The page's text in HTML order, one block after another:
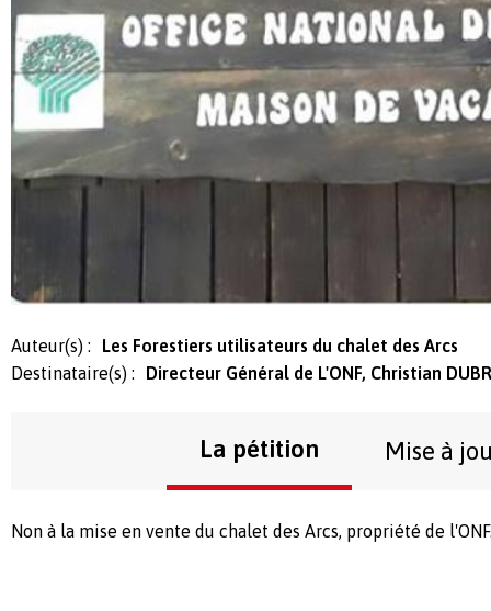
Auteur(s) :
Les Forestiers utilisateurs du chalet des Arcs
Destinataire(s) :
Directeur Général de L'ONF, Christian
La pétition Mise à
Non à la mise en vente du chalet des Arcs, propriété de